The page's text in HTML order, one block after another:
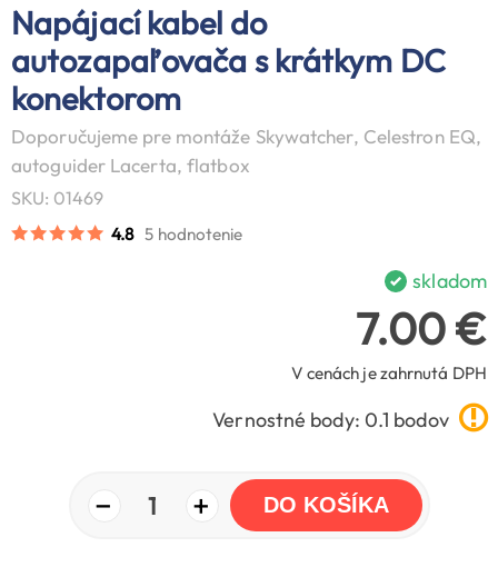
Napájací kabel do
autozapaľovača s krátkym DC
konektorom
Doporučujeme pre montáže Skywatcher, Celestron EQ,
autoguider Lacerta, flatbox
SKU: 01469
4.8 5 hodnotenie
skladom
7.00 €
V cenách je zahrnutá DPH
Vernostné body: 0.1 bodov
− 1 + DO KOŠÍKA